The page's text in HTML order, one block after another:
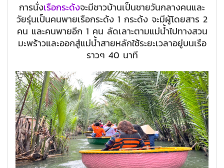
การนั่งเรือกระด้งจะมีชาวบ้านเป็นชายวันกลางคนและ
วัยรุ่นเป็นคนพายเรือกระด้ง 1 กระด้ง จะมีผู้โดยสาร 2
คน และคนพายอีก 1 คน ลัดเลาะตามแม่น้ำไปทางสวน
มะพร้าวและออกสู่แม่น้ำสายหลักใช้ระยะเวลาอยู่บนเรือ
ราวๆ 40 นาที